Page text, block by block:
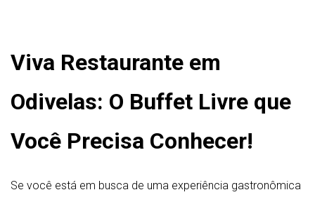
Viva Restaurante em
Odivelas: O Buffet Livre que
Você Precisa Conhecer!
Se você está em busca de uma experiência gastronômica